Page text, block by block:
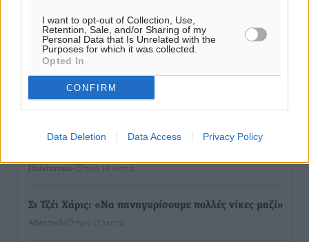
I want to opt-out of Collection, Use,
Retention, Sale, and/or Sharing of my
Personal Data that Is Unrelated with the
Purposes for which it was collected.
Opted In
CONFIRM
Data Deletion Data Access Privacy Policy
Ροή ειδήσεων
Το Yucatan Show έρχεται στη Ρόδο με τον Frankie
Πολιτιστικά• πριν 14 λεπτά
Σι Τζέι Χάρις: «Να πανηγυρίσουμε πολλές νίκες μαζί»
Αθλητικά πριν 17 λεπτά